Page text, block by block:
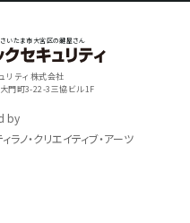
いたま市大宮区の鍵屋さん
リティ株式会社
門町3-22-3三協ビル1F
by
ノ・クリエイティブ・アーツ